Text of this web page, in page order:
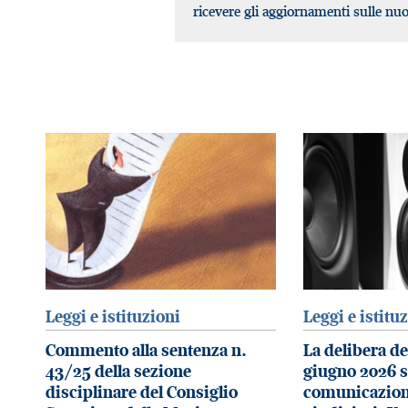
ricevere gli aggiornamenti sulle
Leggi e istituzioni
Commento alla sentenza n.
43/25 della sezione
disciplinare del Consiglio
Leggi e
La delibera
giugno 2026